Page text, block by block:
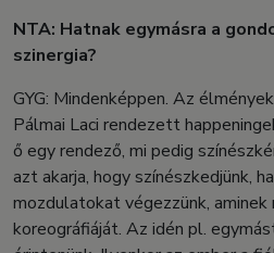
NTA: Hatnak egymásra a
szinergia?
GYG: Mindenképpen. Az
Pálmai Laci rendezett
ő egy rendező, mi pedig
azt akarja, hogy színészkedjünk,
mozdulatokat végezzünk, aminek
koreográfiáját. Az idén pl.